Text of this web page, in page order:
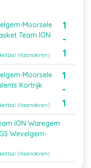
Moorsele
Team ION
Vlaanderen)
1
-
1
Moorsele
Kortrijk
Vlaanderen)
1
-
1
ION Waregem
Wevelgem-
Vlaanderen)